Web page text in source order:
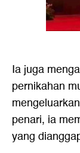
Ia juga
pernikahan
penari, ia
yang